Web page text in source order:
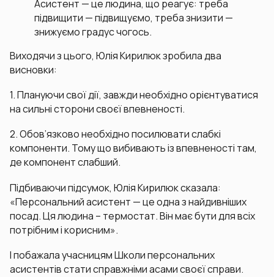
Асистент — це людина, що реагує: треба
підвищити — підвищуємо, треба знизити —
знижуємо градус чогось.
Виходячи з цього, Юлія Кирилюк зробила два
висновки:
1. Плануючи свої дії, завжди необхідно орієнтуватися
на сильні сторони своєї впевненості.
2. Обов’язково необхідно посилювати слабкі
компоненти. Тому що вибивають із впевненості там,
де компонент слабший.
Підбиваючи підсумок, Юлія Кирилюк сказала:
«Персональний асистент — це одна з найдивніших
посад. Ця людина – термостат. Він має бути для всіх
потрібним і корисним».
І побажала учасницям Школи персональних
асистентів стати справжніми асами своєї справи.